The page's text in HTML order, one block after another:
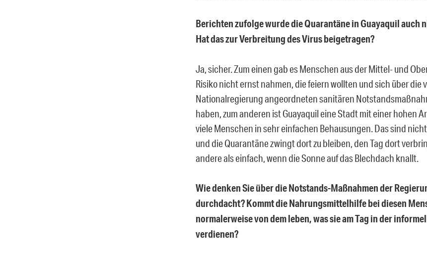
Berichten zufolge wurde die Quarantäne in Guayaquil auch
Hat das zur Verbreitung des Virus beigetragen?
Ja, sicher. Zum einen gab es Menschen aus der Mittel- und
Risiko nicht ernst nahmen, die feiern wollten und sich über die
Nationalregierung angeordneten sanitären
haben, zum anderen ist Guayaquil eine Stadt mit einer hohen
viele Menschen in sehr einfachen Behausungen. Das sind
und die Quarantäne zwingt dort zu bleiben, den Tag dort
andere als einfach, wenn die Sonne auf das Blechdach knallt.
Wie denken Sie über die Notstands-Maßnahmen der
durchdacht? Kommt die Nahrungsmittelhilfe bei diesen
normalerweise von dem leben, was sie am Tag in der
verdienen?